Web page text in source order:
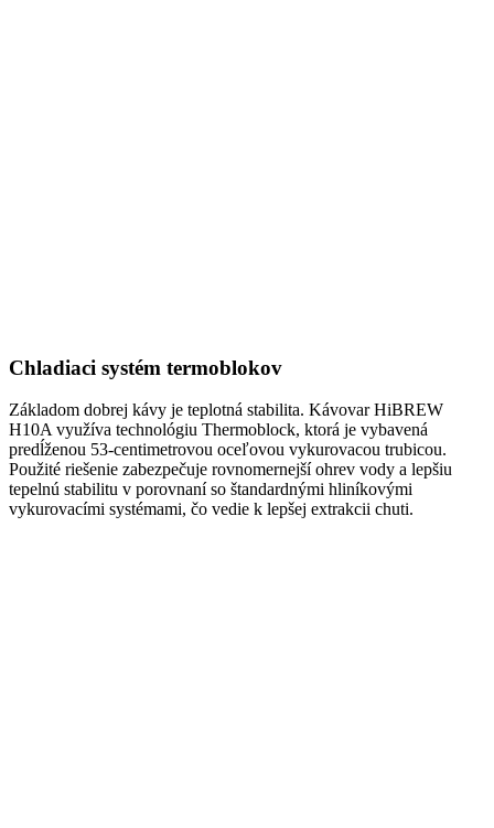
Chladiaci systém termoblokov
Základom dobrej kávy je teplotná stabilita. Kávovar HiBREW
H10A využíva technológiu Thermoblock, ktorá je vybavená
predĺženou 53-centimetrovou oceľovou vykurovacou trubicou.
Použité riešenie zabezpečuje rovnomernejší ohrev vody a lepšiu
tepelnú stabilitu v porovnaní so štandardnými hliníkovými
vykurovacími systémami, čo vedie k lepšej extrakcii chuti.